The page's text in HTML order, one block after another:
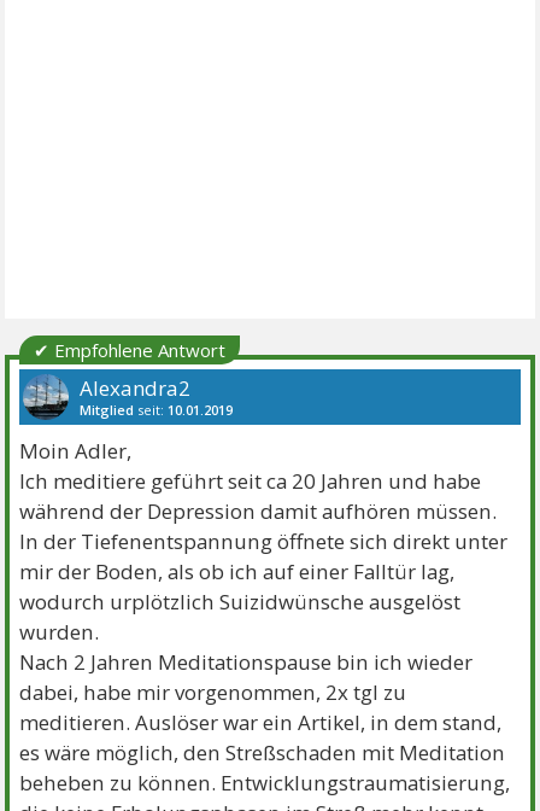
✔ Empfohlene Antwort
Alexandra2
Mitglied seit: 10.01.2019
Moin Adler,
Ich meditiere geführt seit ca 20 Jahren und habe
während der Depression damit aufhören müssen.
In der Tiefenentspannung öffnete sich direkt unter
mir der Boden, als ob ich auf einer Falltür lag,
wodurch urplötzlich Suizidwünsche ausgelöst
wurden.
Nach 2 Jahren Meditationspause bin ich wieder
dabei, habe mir vorgenommen, 2x tgl zu
meditieren. Auslöser war ein Artikel, in dem stand,
es wäre möglich, den Streßschaden mit Meditation
beheben zu können. Entwicklungstraumatisierung,